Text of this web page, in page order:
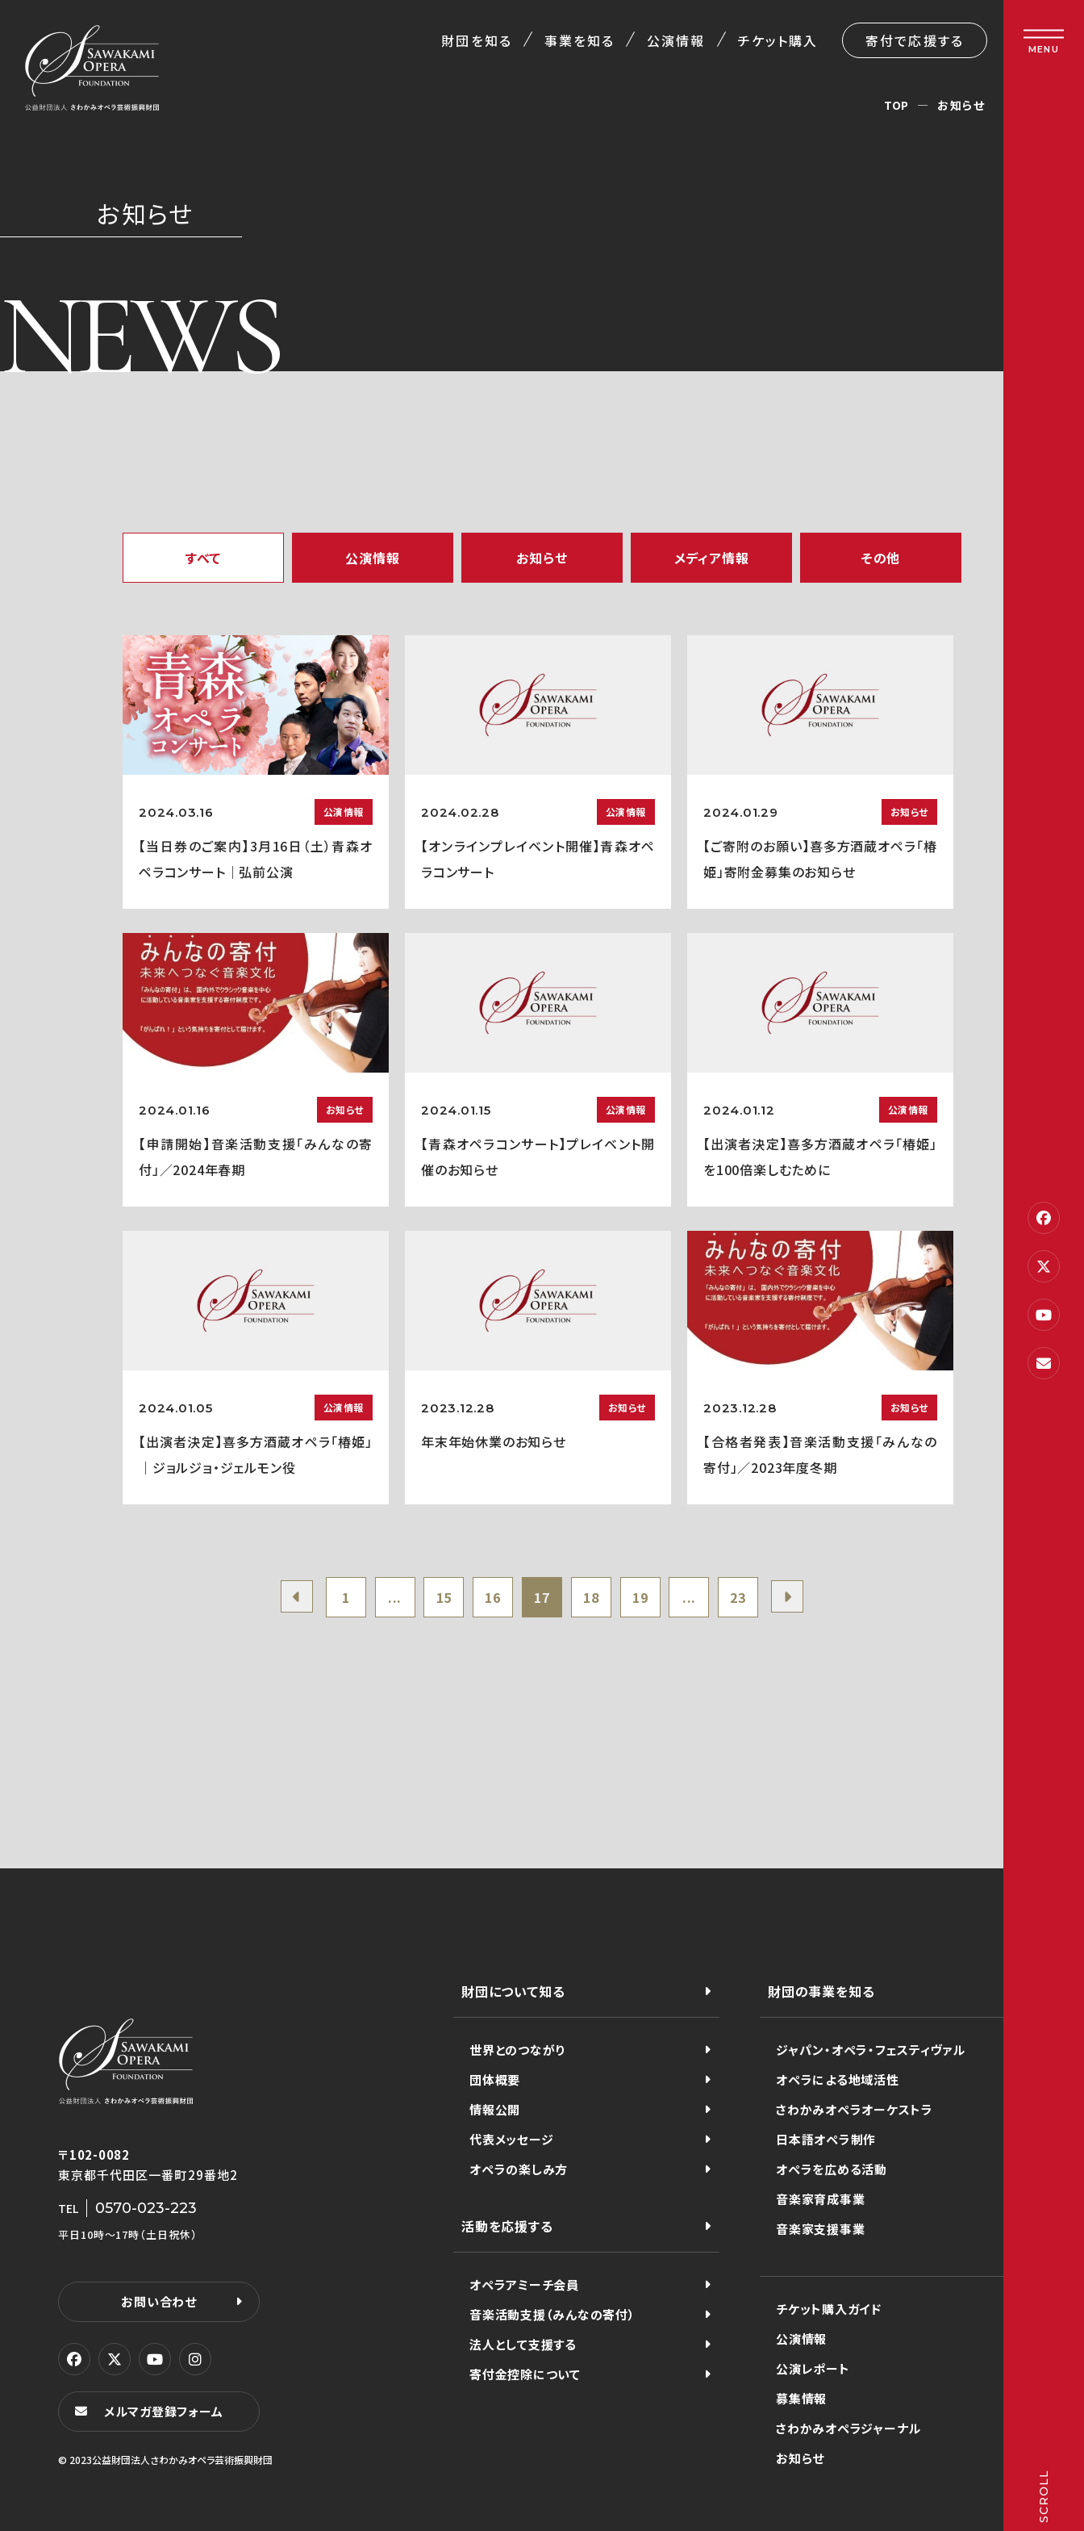
財団を知る 事業を知る 公演情報 チケット購入 寄付で応援する MENU
お知らせ
NEWS
TOP お知らせ
すべて 公演情報 お知らせ メディア情報 その他
2024.03.16 公演情報
【当日券のご案内】3月16日（土）青森オ
ペラコンサート｜弘前公演
2024.02.28 公演情報
【オンラインプレイベント開催】青森オペ
ラコンサート
2024.01.29 お知らせ
【ご寄附のお願い】喜多方酒蔵オペラ「椿
姫」寄附金募集のお知らせ
2024.01.16 お知らせ
【申請開始】音楽活動支援「みんなの寄
付」／2024年春期
2024.01.15 公演情報
【青森オペラコンサート】プレイベント開
催のお知らせ
2024.01.12 公演情報
【出演者決定】喜多方酒蔵オペラ「椿姫」
を100倍楽しむために
2024.01.05 公演情報
【出演者決定】喜多方酒蔵オペラ「椿姫」
｜ジョルジョ・ジェルモン役
2023.12.28 お知らせ
年末年始休業のお知らせ
2023.12.28 お知らせ
【合格者発表】音楽活動支援「みんなの
寄付」／2023年度冬期
1 ... 15 16 17 18 19 ... 23
〒102-0082
東京都千代田区一番町29番地2
TEL 0570-023-223
平日10時〜17時（土日祝休）
お問い合わせ
メルマガ登録フォーム
© 2023公益財団法人さわかみオペラ芸術振興財団
財団について知る
世界とのつながり
団体概要
情報公開
代表メッセージ
オペラの楽しみ方
活動を応援する
オペラアミーチ会員
音楽活動支援（みんなの寄付）
法人として支援する
寄付金控除について
財団の事業を知る
ジャパン・オペラ・フェスティヴァル
オペラによる地域活性
さわかみオペラオーケストラ
日本語オペラ制作
オペラを広める活動
音楽家育成事業
音楽家支援事業
チケット購入ガイド
公演情報
公演レポート
募集情報
さわかみオペラジャーナル
お知らせ